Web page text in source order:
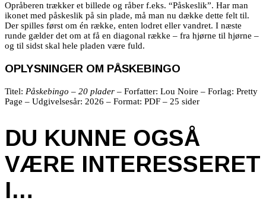
Opråberen trækker et billede og råber f.eks. “Påskeslik”. Har man
ikonet med påskeslik på sin plade, må man nu dække dette felt til.
Der spilles først om én række, enten lodret eller vandret. I næste
runde gælder det om at få en diagonal række – fra hjørne til hjørne –
og til sidst skal hele pladen være fuld.
OPLYSNINGER OM PÅSKEBINGO
Titel: Påskebingo – 20 plader – Forfatter: Lou Noire – Forlag: Pretty
Page – Udgivelsesår: 2026 – Format: PDF – 25 sider
DU KUNNE OGSÅ
VÆRE INTERESSERET
I…